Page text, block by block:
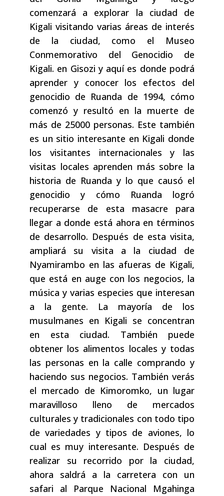
comenzará a explorar la ciudad de
Kigali visitando varias áreas de interés
de la ciudad, como el Museo
Conmemorativo del Genocidio de
Kigali. en Gisozi y aquí es donde podrá
aprender y conocer los efectos del
genocidio de Ruanda de 1994, cómo
comenzó y resultó en la muerte de
más de 25000 personas. Este también
es un sitio interesante en Kigali donde
los visitantes internacionales y las
visitas locales aprenden más sobre la
historia de Ruanda y lo que causó el
genocidio y cómo Ruanda logró
recuperarse de esta masacre para
llegar a donde está ahora en términos
de desarrollo. Después de esta visita,
ampliará su visita a la ciudad de
Nyamirambo en las afueras de Kigali,
que está en auge con los negocios, la
música y varias especies que interesan
a la gente. La mayoría de los
musulmanes en Kigali se concentran
en esta ciudad. También puede
obtener los alimentos locales y todas
las personas en la calle comprando y
haciendo sus negocios. También verás
el mercado de Kimoromko, un lugar
maravilloso lleno de mercados
culturales y tradicionales con todo tipo
de variedades y tipos de aviones, lo
cual es muy interesante. Después de
realizar su recorrido por la ciudad,
ahora saldrá a la carretera con un
safari al Parque Nacional Mgahinga